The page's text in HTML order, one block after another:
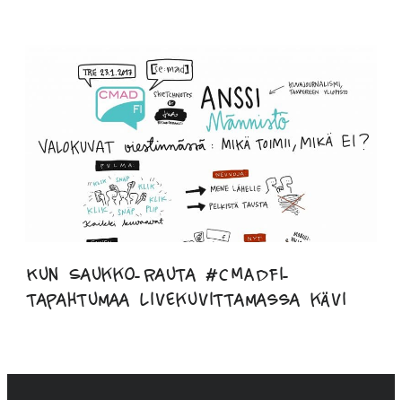
Kun Saukko-Rauta #CMADfi-
tapahtumaa livekuvittamassa kävi